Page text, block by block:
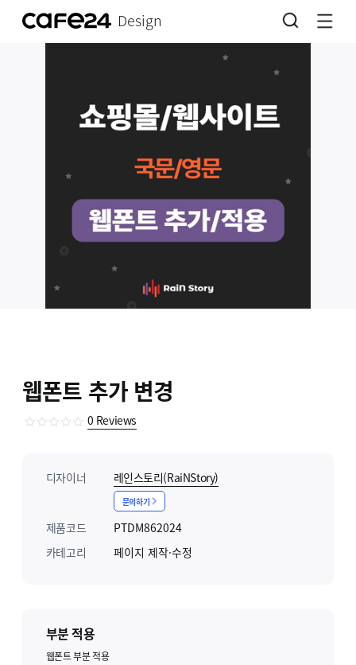
Design
웹폰트 추가 변경
0 Reviews
디자이너 레인스토리(RaiNStory)
문의하기
제품코드
PTDM862024
카테고리
페이지 제작·수정
부분 적용
웹폰트 부분 적용